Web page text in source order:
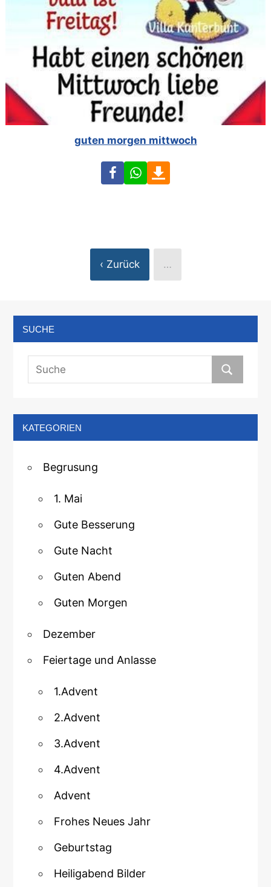
guten morgen mittwoch
FacebookWhatsApp
‹ Zurück …
SUCHE
KATEGORIEN
Begrusung
1. Mai
Gute Besserung
Gute Nacht
Guten Abend
Guten Morgen
Dezember
Feiertage und Anlasse
1.Advent
2.Advent
3.Advent
4.Advent
Advent
Frohes Neues Jahr
Geburtstag
Heiligabend Bilder